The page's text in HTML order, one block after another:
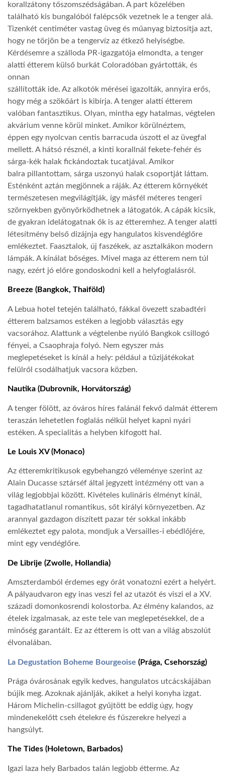
korallzátony tőszomszédságában. A part közelében
található kis bungalóból falépcsők vezetnek le a tenger alá.
Tizenkét centiméter vastag üveg és műanyag biztosítja azt,
hogy ne törjön be a tengervíz az étkező helyiségbe.
Kérdésemre a szálloda PR-igazgatója elmondta, a tenger
alatti étterem külső burkát Coloradóban gyártották, és
onnan
szállították ide. Az alkotók mérései igazolták, annyira erős,
hogy még a szökőárt is kibírja. A tenger alatti étterem
valóban fantasztikus. Olyan, mintha egy hatalmas, végtelen
akvárium venne körül minket. Amikor körülnéztem,
éppen egy nyolcvan centis barracuda úszott el az üvegfal
mellett. A hátsó résznél, a kinti korallnál fekete-fehér és
sárga-kék halak fickándoztak tucatjával. Amikor
balra pillantottam, sárga uszonyú halak csoportját láttam.
Esténként aztán megjönnek a ráják. Az étterem környékét
természetesen megvilágítják, így másfél méteres tengeri
szörnyekben gyönyörködhetnek a látogatók. A cápák kicsik,
de gyakran idelátogatnak ők is az étteremhez. A tenger alatti
létesítmény belső dizájnja egy hangulatos kisvendéglőre
emlékeztet. Faasztalok, új faszékek, az asztalkákon modern
lámpák. A kínálat bőséges. Mivel maga az étterem nem túl
nagy, ezért jó előre gondoskodni kell a helyfoglalásról.
Breeze (Bangkok, Thaiföld)
A Lebua hotel tetején található, fákkal övezett szabadtéri
étterem balzsamos estéken a legjobb választás egy
vacsorához. Alattunk a végtelenbe nyúló Bangkok csillogó
fényei, a Csaophraja folyó. Nem egyszer más
meglepetéseket is kínál a hely: például a tűzijátékokat
felülről csodálhatjuk vacsora közben.
Nautika (Dubrovnik, Horvátország)
A tenger fölött, az óváros híres falánál fekvő dalmát étterem
teraszán lehetetlen foglalás nélkül helyet kapni nyári
estéken. A specialitás a helyben kifogott hal.
Le Louis XV (Monaco)
Az étteremkritikusok egybehangzó véleménye szerint az
Alain Ducasse sztárséf által jegyzett intézmény ott van a
világ legjobbjai között. Kivételes kulináris élményt kínál,
tagadhatatlanul romantikus, sőt királyi környezetben. Az
arannyal gazdagon díszített pazar tér sokkal inkább
emlékeztet egy palota, mondjuk a Versailles-i ebédlőjére,
mint egy vendéglőre.
De Librije (Zwolle, Hollandia)
Amszterdamból érdemes egy órát vonatozni ezért a helyért.
A pályaudvaron egy inas veszi fel az utazót és viszi el a XV.
századi domonkosrendi kolostorba. Az élmény kalandos, az
ételek izgalmasak, az este tele van meglepetésekkel, de a
minőség garantált. Ez az étterem is ott van a világ abszolút
élvonalában.
La Degustation Boheme Bourgeoise (Prága, Csehország)
Prága óvárosának egyik kedves, hangulatos utcácskájában
bújik meg. Azoknak ajánlják, akiket a helyi konyha izgat.
Három Michelin-csillagot gyűjtött be eddig úgy, hogy
mindenekelőtt cseh ételekre és fűszerekre helyezi a
hangsúlyt.
The Tides (Holetown, Barbados)
Igazi laza hely Barbados talán legjobb étterme. Az